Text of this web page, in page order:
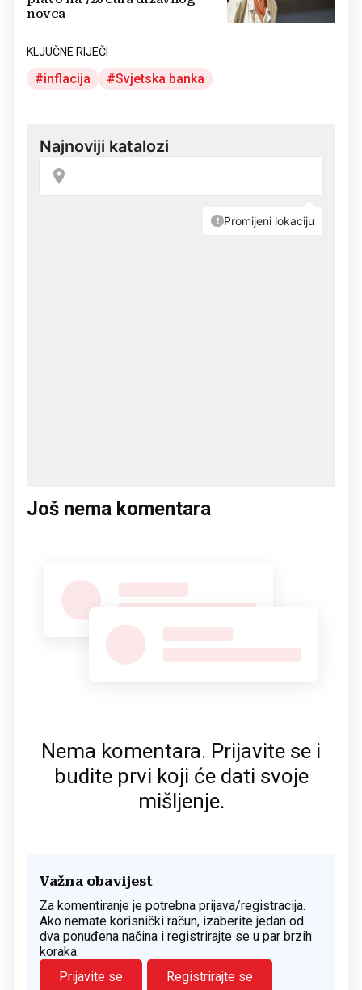
novca
KLJUČNE RIJEČI
inflacija Svjetska banka
Još nema komentara
Nema komentara. Prijavite se i
budite prvi koji će dati svoje
mišljenje.
Važna obavijest
Za komentiranje je potrebna prijava/registracija.
Ako nemate korisnički račun, izaberite jedan od
dva ponuđena načina i registrirajte se u par brzih
koraka.
Prijavite se
Registrirajte se